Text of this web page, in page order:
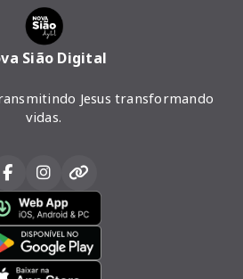
Sião Digital
Jesus transformando
vidas.